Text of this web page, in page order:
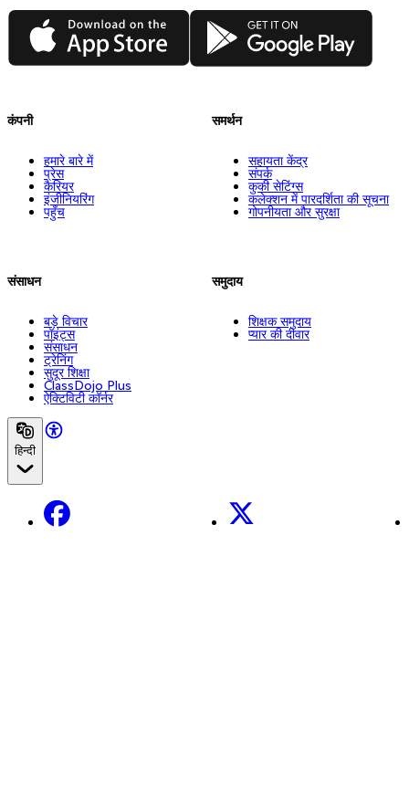
App Store Google Play
कंपनी
हमारे बारे में
प्रेस
कैरियर
इंजीनियरिंग
पहुँच
संसाधन
बड़े विचार
पॉइंट्स
संसाधन
ट्रेनिंग
सुदूर शिक्षा
ClassDojo Plus
ऐक्टिविटी कॉर्नर
समर्थन
सहायता केंद्र
संपर्क
कुकी सेटिंग्स
कलेक्शन में पारदर्शिता की सूचना
गोपनीयता और सुरक्षा
समुदाय
शिक्षक समुदाय
प्यार की दीवार
हिन्दी
Facebook X